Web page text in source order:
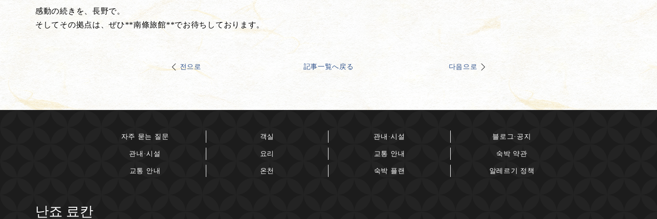
感動の続きを、長野で。
そしてその拠点は、ぜひ**南條旅館**でお待ちしております。
전으로 記事一覧へ戻る 다음으로
자주 묻는 질문
관내·시설
교통 안내
객실
요리
온천
관내·시설
교통 안내
숙박 플랜
블로그·공지
숙박 약관
알레르기 정책
난죠 료칸